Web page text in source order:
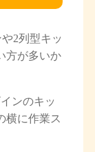
2列型キッ
方が多いか
ンのキッ
横に作業ス